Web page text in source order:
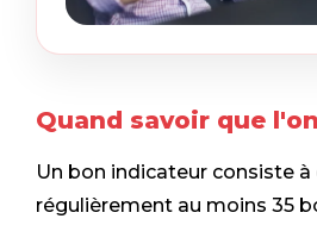
Quand savoir que
Un bon indicateur consiste
régulièrement au moins 35